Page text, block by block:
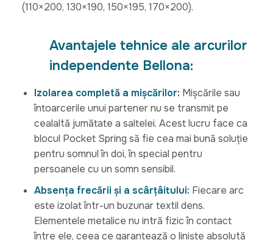
(110×200, 130×190, 150×195, 170×200).
Avantajele tehnice ale arcurilor
independente Bellona:
Izolarea completă a mișcărilor: Mișcările sau
întoarcerile unui partener nu se transmit pe
cealaltă jumătate a saltelei. Acest lucru face ca
blocul Pocket Spring să fie cea mai bună soluție
pentru somnul în doi, în special pentru
persoanele cu un somn sensibil.
Absența frecării și a scârțâitului: Fiecare arc
este izolat într-un buzunar textil dens.
Elementele metalice nu intră fizic în contact
între ele, ceea ce garantează o liniște absolută